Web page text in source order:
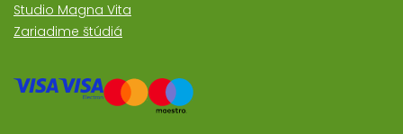
Studio Magna Vita
Zariadime štúdiá